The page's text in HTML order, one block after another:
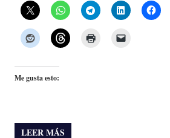
Me gusta esto:
LEER MÁS